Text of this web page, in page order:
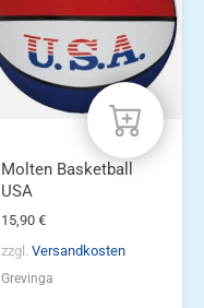
Molten Basketball
USA
15,90 €
zzgl. Versandkosten
Grevinga